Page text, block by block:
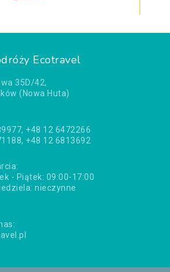
Ecotravel
35D/42,
(Nowa Huta)
+48 12 6472266
+48 12 6813692
- Piątek: 09:00-17:00
nieczynne